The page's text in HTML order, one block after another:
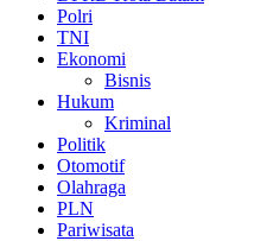
Polri
TNI
Ekonomi
Bisnis
Hukum
Kriminal
Politik
Otomotif
Olahraga
PLN
Pariwisata